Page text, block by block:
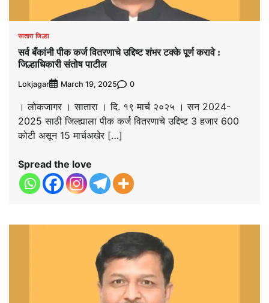
सातारा जिल्हा
सर्व बँकांनी पीक कर्ज वितरणाचे उद्दिष्ट शंभर टक्के पूर्ण करावे :
जिल्हाधिकारी संतोष पाटील
Lokjagar March 19, 2025 0
। लोकजागर । सातारा । दि. १९ मार्च २०२५ । सन 2024-
2025 साठी जिल्ह्याला पीक कर्ज वितरणाचे उद्दिष्ट 3 हजार 600
कोटी असून 15 मार्चअखेर […]
Spread the love